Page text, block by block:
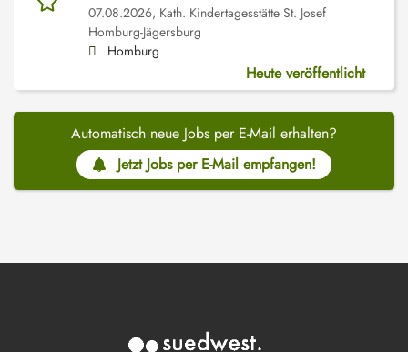
07.08.2026, Kath. Kindertagesstätte St. Josef
Homburg-Jägersburg
Homburg
Heute veröffentlicht
Automatisch neue Jobs per E-Mail erhalten?
Jetzt Jobs per E-Mail empfangen!